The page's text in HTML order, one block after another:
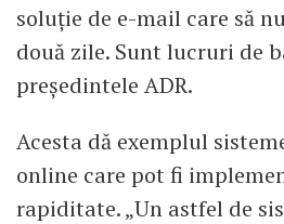
soluție de e-mail care să
două zile. Sunt lucruri de
președintele ADR.
Acesta dă exemplul
online care pot fi
rapiditate. „Un astfel de